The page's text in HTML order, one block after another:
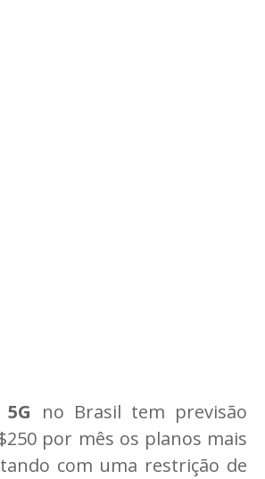
5G no Brasil tem previsão
por mês os planos mais
com uma restrição de